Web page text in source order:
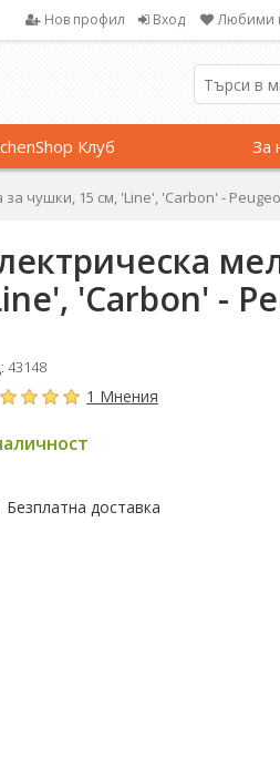
Нов профил Вход Любими
Клуб За
чушки, 15 см, 'Line', 'Carbon' -
'Carbon' -
43148
1 Мнения
Безплатна доставка